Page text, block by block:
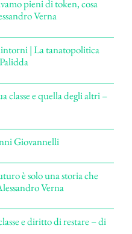
pieni di token, cosa
Verna
| La tanatopolitica
classe e quella degli altri –
Giovannelli
è solo una storia che
Verna
e diritto di restare – di